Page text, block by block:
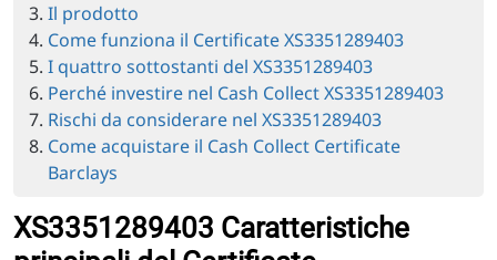
Il prodotto
Come funziona il Certificate XS3351289403
I quattro sottostanti del XS3351289403
Perché investire nel Cash Collect XS3351289403
Rischi da considerare nel XS3351289403
Come acquistare il Cash Collect Certificate
Barclays
XS3351289403 Caratteristiche